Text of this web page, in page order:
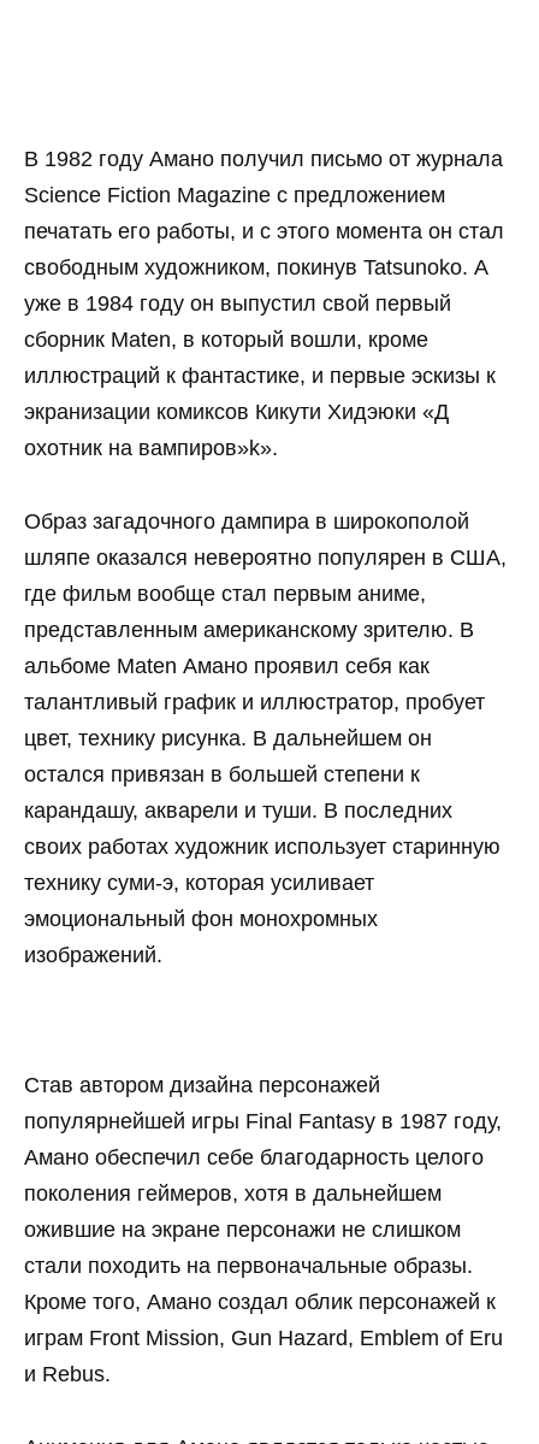
В 1982 году Амано получил письмо от журнала
Science Fiction Magazine с предложением
печатать его работы, и с этого момента он стал
свободным художником, покинув Tatsunoko. А
уже в 1984 году он выпустил свой первый
сборник Maten, в который вошли, кроме
иллюстраций к фантастике, и первые эскизы к
экранизации комиксов Кикути Хидэюки «Д
охотник на вампиров»k».
Образ загадочного дампира в широкополой
шляпе оказался невероятно популярен в США,
где фильм вообще стал первым аниме,
представленным американскому зрителю. В
альбоме Maten Амано проявил себя как
талантливый график и иллюстратор, пробует
цвет, технику рисунка. В дальнейшем он
остался привязан в большей степени к
карандашу, акварели и туши. В последних
своих работах художник использует старинную
технику суми-э, которая усиливает
эмоциональный фон монохромных
изображений.
Став автором дизайна персонажей
популярнейшей игры Final Fantasy в 1987 году,
Амано обеспечил себе благодарность целого
поколения геймеров, хотя в дальнейшем
ожившие на экране персонажи не слишком
стали походить на первоначальные образы.
Кроме того, Амано создал облик персонажей к
играм Front Mission, Gun Hazard, Emblem of Eru
и Rebus.